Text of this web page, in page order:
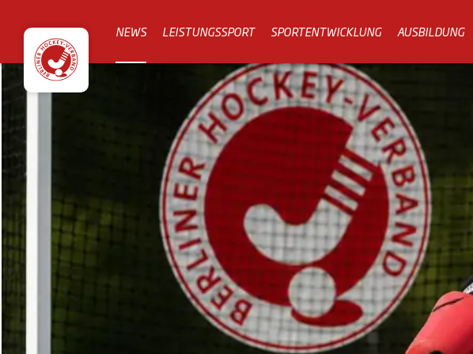
NEWS LEISTUNGSSPORT SPORTENTWICKLUNG AUSBILDUNG